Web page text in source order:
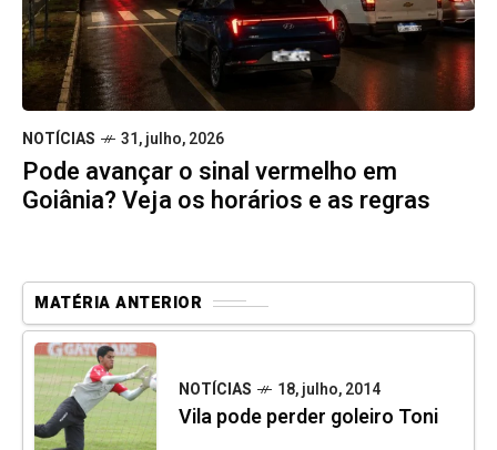
NOTÍCIAS 31, julho, 2026
Pode avançar o sinal vermelho em
Goiânia? Veja os horários e as regras
MATÉRIA ANTERIOR
NOTÍCIAS 18, julho, 2014
Vila pode perder goleiro Toni